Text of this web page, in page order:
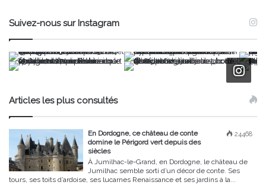
Suivez-nous sur Instagram
Articles les plus consultés
24468
En Dordogne, ce château de conte
domine le Périgord vert depuis des
siècles
À Jumilhac-le-Grand, en Dordogne, le château de
Jumilhac semble sorti d’un décor de conte. Ses
tours, ses toits d’ardoise, ses lucarnes Renaissance et ses jardins à la...